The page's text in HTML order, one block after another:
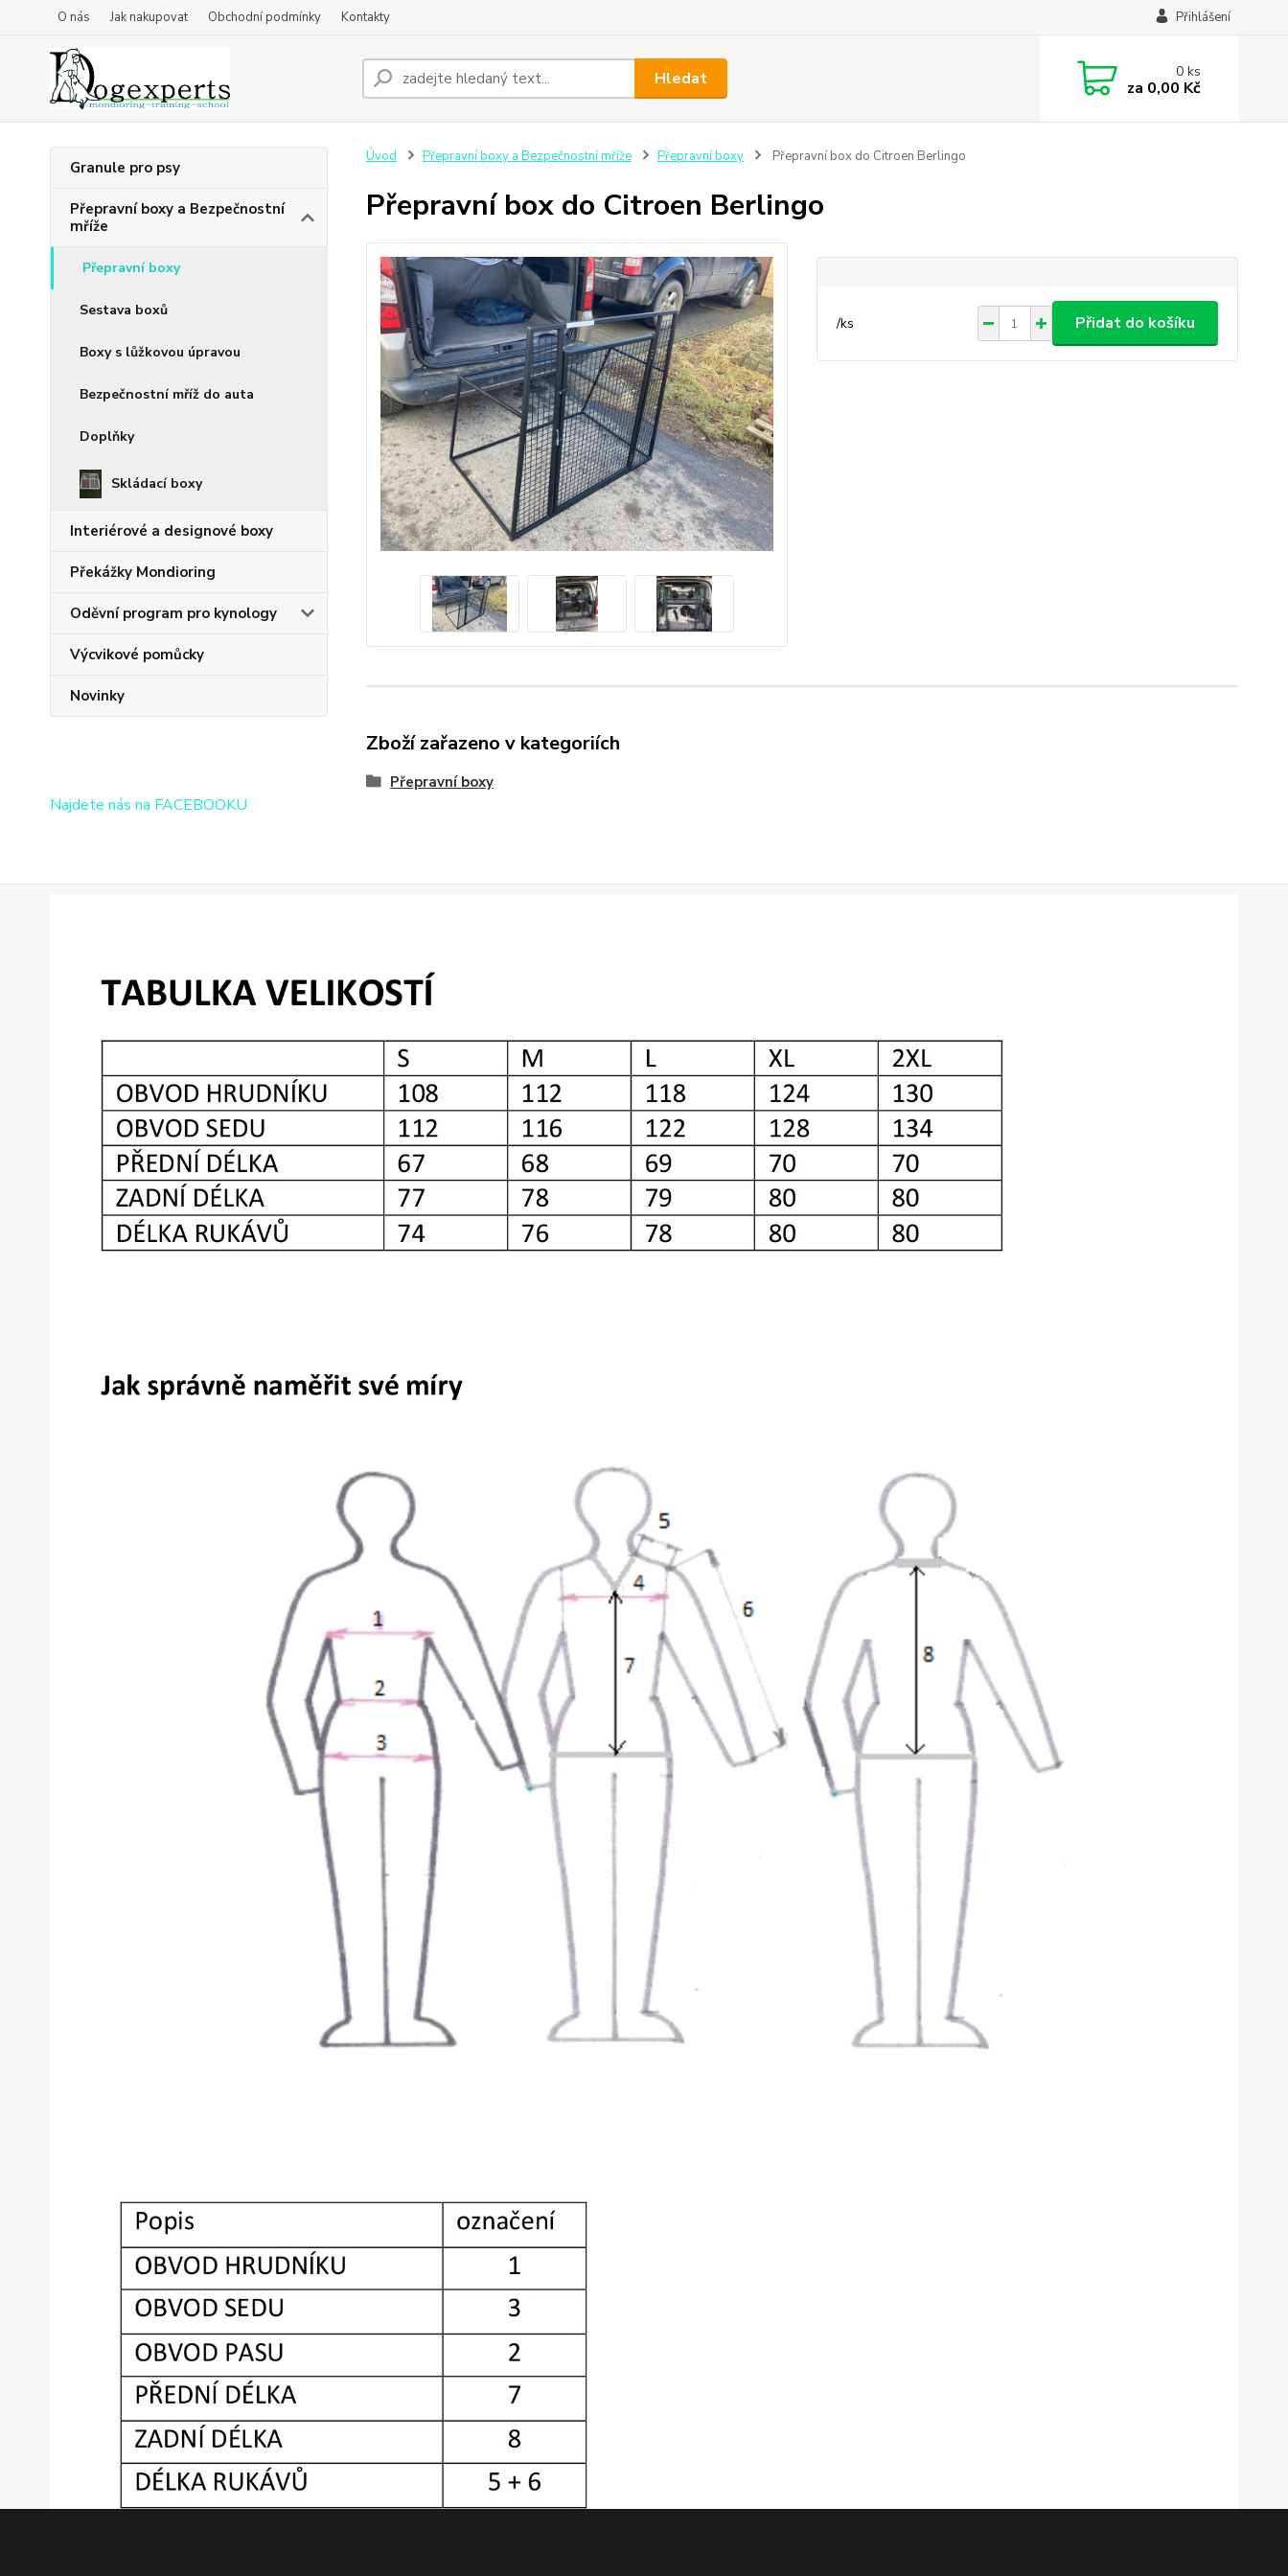
O nás Jak nakupovat Obchodní podmínky Kontakty Přihlášení
Hledat 0ks
za 0,00 Kč
Granule pro psy
Přepravní boxy a Bezpečnostní
mříže
Přepravní boxy
Sestava boxů
Boxy s lůžkovou úpravou
Bezpečnostní mříž do auta
Doplňky
Skládací boxy
Interiérové a designové boxy
Překážky Mondioring
Oděvní program pro kynology
Výcvikové pomůcky
Novinky
Najdete nás na FACEBOOKU
Úvod Přepravní boxy a Bezpečnostní mříže Přepravní boxy Přepravní box do Citroen Berlingo
Přepravní box do Citroen Berlingo
/ks Přidat do košíku
Zboží zařazeno v kategoriích
Přepravní boxy